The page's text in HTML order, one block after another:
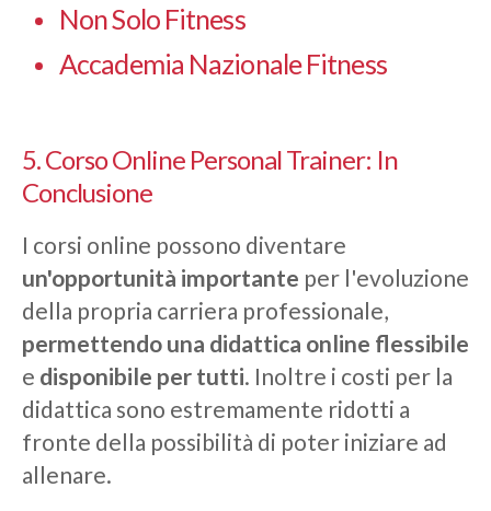
Non Solo Fitness
Accademia Nazionale Fitness
5. Corso Online Personal Trainer: In
Conclusione
I corsi online possono diventare
un'opportunità importante per l'evoluzione
della propria carriera professionale,
permettendo una didattica online flessibile
e disponibile per tutti. Inoltre i costi per la
didattica sono estremamente ridotti a
fronte della possibilità di poter iniziare ad
allenare.